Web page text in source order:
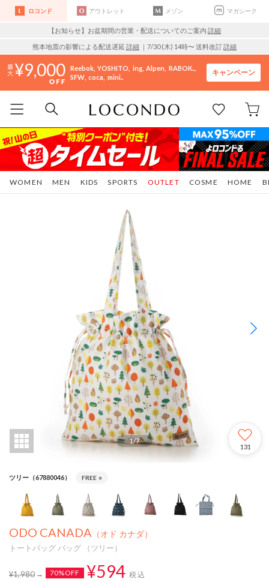
ロコンド アウトレット メゾン マガシーク
【お知らせ】お盆期間の営業・配送についてのご案内 詳細
熊本地震の影響による配送遅延 詳細 ｜7/30 (木) 14時〜 送料改訂詳細
9,000 Reebok YOSHITO ing Alpen
RABOK..
SFW coca mini..
キャンペーン
WOMEN MEN KIDS SPORTS COSME HOME
OUTLET
1/7
131
ツリー（67880046） FREE ○
ODO CANADA （オド カナダ）
トートバッグ バッグ （ツリー）
¥1,980 70%OFF ¥594 税込